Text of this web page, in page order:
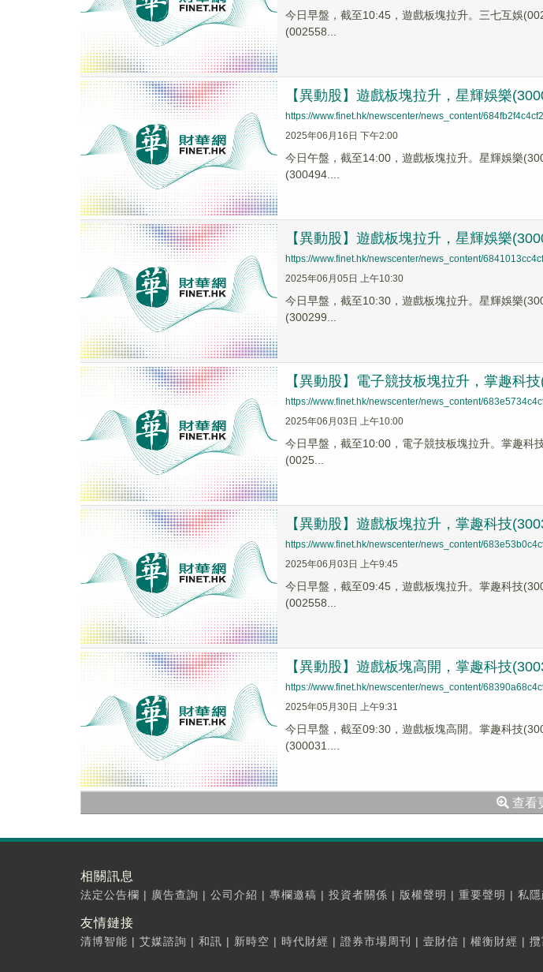
今日早盤，截至10:45，遊戲板塊拉升。三七互娛
(002558...
【異動股】遊戲板塊拉升，星輝娛樂
https://www.finet.hk/newscenter/news_content/
2025年06月16日 下午2:00
今日午盤，截至14:00，遊戲板塊拉升。星輝娛樂
(300494....
【異動股】遊戲板塊拉升，星輝娛樂
https://www.finet.hk/newscenter/news_content/
2025年06月05日 上午10:30
今日早盤，截至10:30，遊戲板塊拉升。星輝娛樂
(300299...
【異動股】電子競技板塊拉升，掌趣科
https://www.finet.hk/newscenter/news_content/
2025年06月03日 上午10:00
今日早盤，截至10:00，電子競技板塊拉升。掌趣
(0025...
【異動股】遊戲板塊拉升，掌趣科技
https://www.finet.hk/newscenter/news_content/
2025年06月03日 上午9:45
今日早盤，截至09:45，遊戲板塊拉升。掌趣科技
(002558...
【異動股】遊戲板塊高開，掌趣科技
https://www.finet.hk/newscenter/news_content/
2025年05月30日 上午9:31
今日早盤，截至09:30，遊戲板塊高開。掌趣科技
(300031....
查看
相關訊息
法定公告欄 | 廣告查詢 | 公司介紹 | 專欄邀稿 | 投資者關係 | 版權聲明 | 重要聲明 | 私
友情鏈接
清博智能 | 艾媒諮詢 | 和訊 | 新時空 | 時代財經 | 證券市場周刊 | 壹財信 | 權衡財經 |